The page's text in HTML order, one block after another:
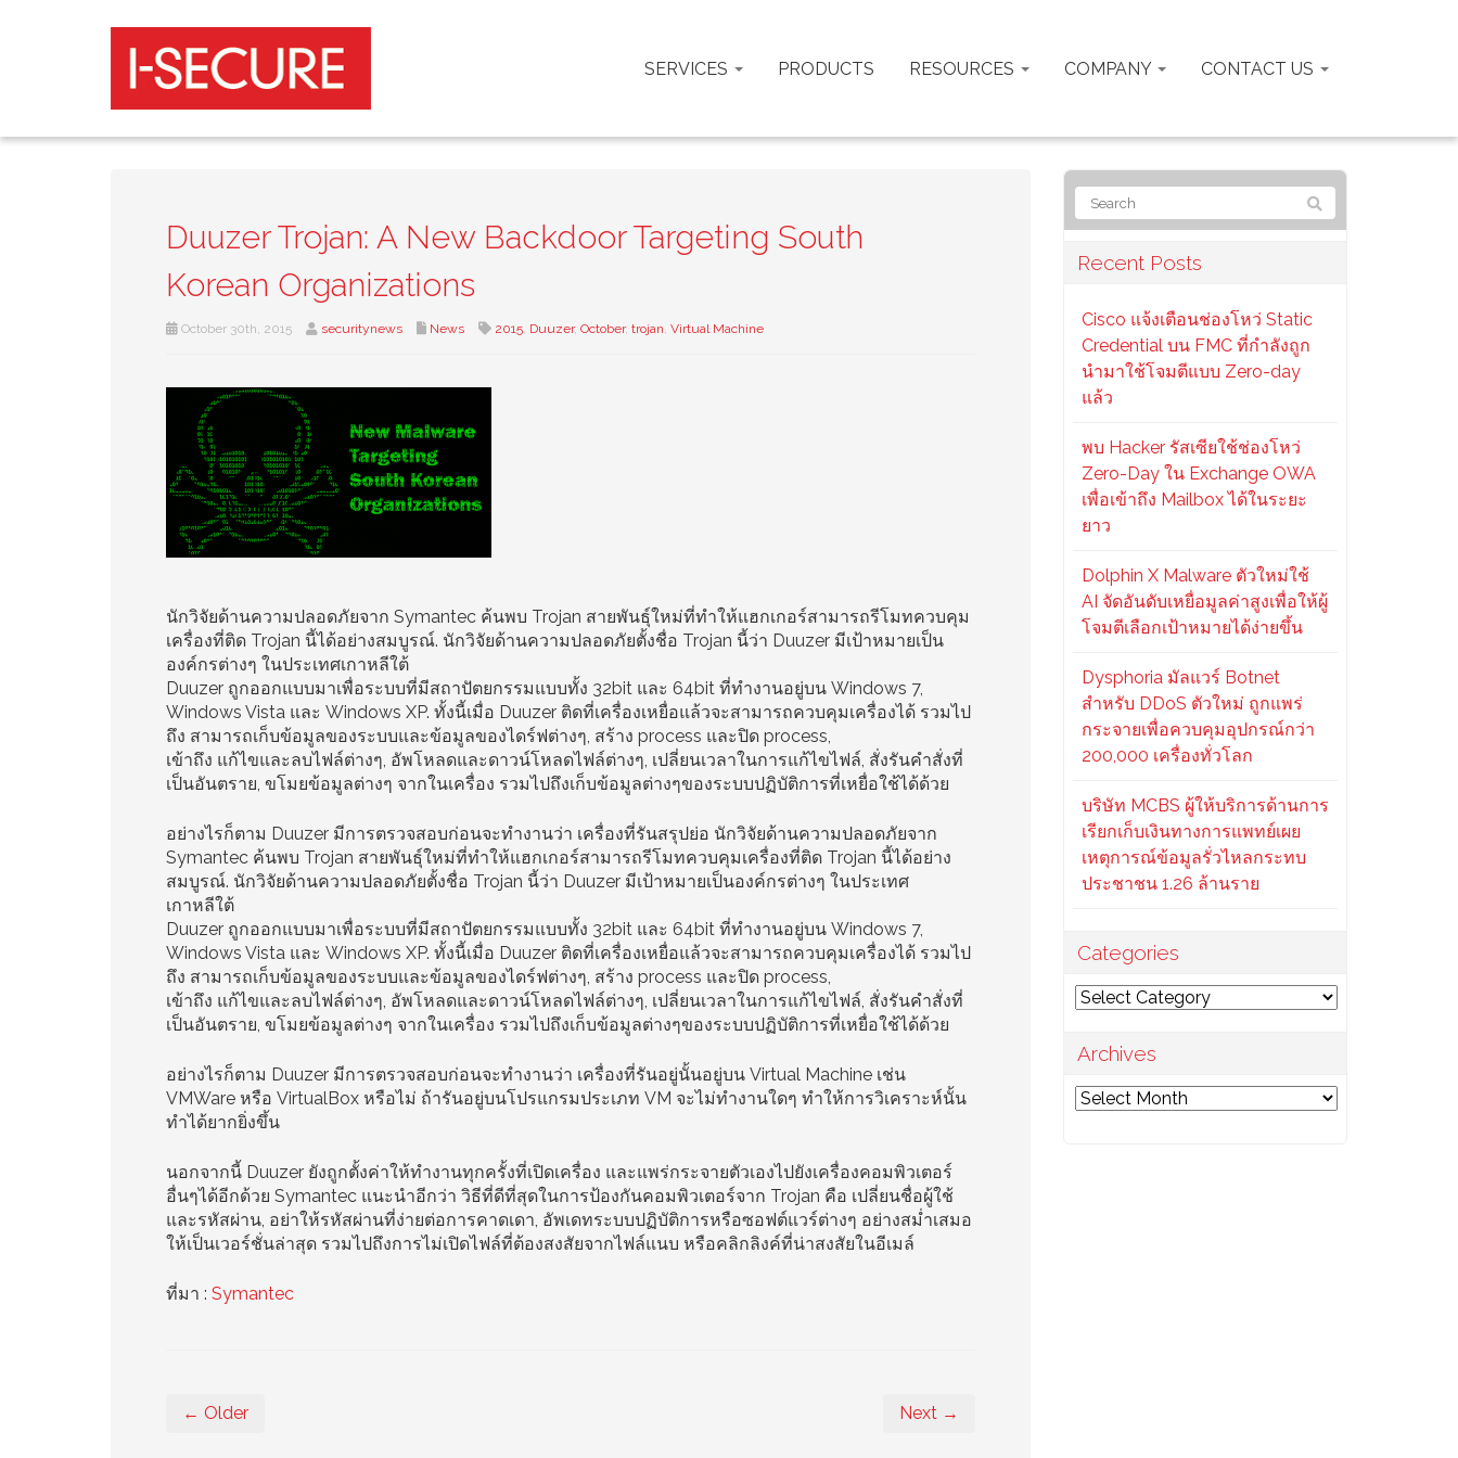
SERVICES PRODUCTS RESOURCES COMPANY CONTACT US
Duuzer Trojan: A New Backdoor Targeting South
Korean Organizations
October 30th, 2015 securitynews News 2015, Duuzer, October, trojan, Virtual Machine
นักวิจัยด้านความปลอดภัยจาก Symantec ค้นพบ Trojan สายพันธุ์ใหม่ที่ทำให้แฮกเกอร์สามารถรีโมทควบคุม
เครื่องที่ติด Trojan นี้ได้อย่างสมบูรณ์. นักวิจัยด้านความปลอดภัยตั้งชื่อ Trojan นี้ว่า Duuzer มีเป้าหมายเป็น
องค์กรต่างๆ ในประเทศเกาหลีใต้
Duuzer ถูกออกแบบมาเพื่อระบบที่มีสถาปัตยกรรมแบบทั้ง 32bit และ 64bit ที่ทำงานอยู่บน Windows 7,
Windows Vista และ Windows XP. ทั้งนี้เมื่อ Duuzer ติดที่เครื่องเหยื่อแล้วจะสามารถควบคุมเครื่องได้ รวมไป
ถึง สามารถเก็บข้อมูลของระบบและข้อมูลของไดร์ฟต่างๆ, สร้าง process และปิด process,
เข้าถึง แก้ไขและลบไฟล์ต่างๆ, อัพโหลดและดาวน์โหลดไฟล์ต่างๆ, เปลี่ยนเวลาในการแก้ไขไฟล์, สั่งรันคำสั่งที่
เป็นอันตราย, ขโมยข้อมูลต่างๆ จากในเครื่อง รวมไปถึงเก็บข้อมูลต่างๆของระบบปฏิบัติการที่เหยื่อใช้ได้ด้วย
อย่างไรก็ตาม Duuzer มีการตรวจสอบก่อนจะทำงานว่า เครื่องที่รันสรุปย่อ นักวิจัยด้านความปลอดภัยจาก
Symantec ค้นพบ Trojan สายพันธุ์ใหม่ที่ทำให้แฮกเกอร์สามารถรีโมทควบคุมเครื่องที่ติด Trojan นี้ได้อย่าง
สมบูรณ์. นักวิจัยด้านความปลอดภัยตั้งชื่อ Trojan นี้ว่า Duuzer มีเป้าหมายเป็นองค์กรต่างๆ ในประเทศ
เกาหลีใต้
Duuzer ถูกออกแบบมาเพื่อระบบที่มีสถาปัตยกรรมแบบทั้ง 32bit และ 64bit ที่ทำงานอยู่บน Windows 7,
Windows Vista และ Windows XP. ทั้งนี้เมื่อ Duuzer ติดที่เครื่องเหยื่อแล้วจะสามารถควบคุมเครื่องได้ รวมไป
ถึง สามารถเก็บข้อมูลของระบบและข้อมูลของไดร์ฟต่างๆ, สร้าง process และปิด process,
เข้าถึง แก้ไขและลบไฟล์ต่างๆ, อัพโหลดและดาวน์โหลดไฟล์ต่างๆ, เปลี่ยนเวลาในการแก้ไขไฟล์, สั่งรันคำสั่งที่
เป็นอันตราย, ขโมยข้อมูลต่างๆ จากในเครื่อง รวมไปถึงเก็บข้อมูลต่างๆของระบบปฏิบัติการที่เหยื่อใช้ได้ด้วย
อย่างไรก็ตาม Duuzer มีการตรวจสอบก่อนจะทำงานว่า เครื่องที่รันอยู่นั้นอยู่บน Virtual Machine เช่น
VMWare หรือ VirtualBox หรือไม่ ถ้ารันอยู่บนโปรแกรมประเภท VM จะไม่ทำงานใดๆ ทำให้การวิเคราะห์นั้น
ทำได้ยากยิ่งขึ้น
นอกจากนี้ Duuzer ยังถูกตั้งค่าให้ทำงานทุกครั้งที่เปิดเครื่อง และแพร่กระจายตัวเองไปยังเครื่องคอมพิวเตอร์
อื่นๆได้อีกด้วย Symantec แนะนำอีกว่า วิธีที่ดีที่สุดในการป้องกันคอมพิวเตอร์จาก Trojan คือ เปลี่ยนชื่อผู้ใช้
และรหัสผ่าน, อย่าให้รหัสผ่านที่ง่ายต่อการคาดเดา, อัพเดทระบบปฏิบัติการหรือซอฟต์แวร์ต่างๆ อย่างสม่ำเสมอ
ให้เป็นเวอร์ชั่นล่าสุด รวมไปถึงการไม่เปิดไฟล์ที่ต้องสงสัยจากไฟล์แนบ หรือคลิกลิงค์ที่น่าสงสัยในอีเมล์
ที่มา : Symantec
← Older Next →
Recent Posts
Cisco แจ้งเตือนช่องโหว่ Static
Credential บน FMC ที่กำลังถูก
นำมาใช้โจมตีแบบ Zero-day
แล้ว
พบ Hacker รัสเซียใช้ช่องโหว่
Zero-Day ใน Exchange OWA
เพื่อเข้าถึง Mailbox ได้ในระยะ
ยาว
Dolphin X Malware ตัวใหม่ใช้
AI จัดอันดับเหยื่อมูลค่าสูงเพื่อให้ผู้
โจมตีเลือกเป้าหมายได้ง่ายขึ้น
Dysphoria มัลแวร์ Botnet
สำหรับ DDoS ตัวใหม่ ถูกแพร่
กระจายเพื่อควบคุมอุปกรณ์กว่า
200,000 เครื่องทั่วโลก
บริษัท MCBS ผู้ให้บริการด้านการ
เรียกเก็บเงินทางการแพทย์เผย
เหตุการณ์ข้อมูลรั่วไหลกระทบ
ประชาชน 1.26 ล้านราย
Categories
Categories
Archives
Archives